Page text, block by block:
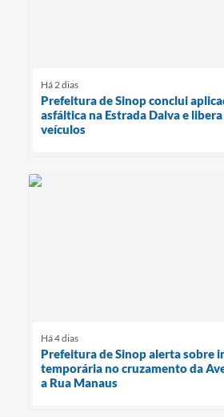
Há 2 dias
Prefeitura de Sinop conclui
asfáltica na Estrada Dalva e
veículos
Há 4 dias
Prefeitura de Sinop alerta sobre
temporária no cruzamento da
a Rua Manaus